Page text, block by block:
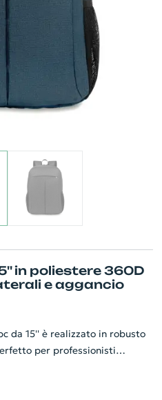
in poliestere 360D
e aggancio
da 15'' è realizzato in robusto
per professionisti